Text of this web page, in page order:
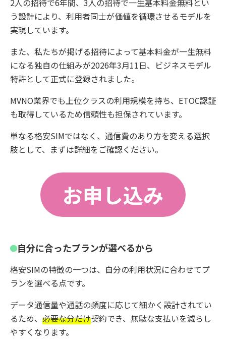
2人の招待で6年間、3人の招待で一生基本料金無料とい
う設計により、利用者同士が価値を循環させるモデルを
実現しています。
また、私たちが掲げる招待によって基本料金が一生無料
になる独自の仕組みが2026年3月11日、ビジネスモデル
特許として正式に登録されました。
MVNO業界でも上位クラスの利用規模を持ち、ETOC認証
も取得しているため信頼性も担保されています。
単なる格安SIMではなく、通信費のあり方を変える選択
肢として、まずは詳細をご確認ください。
お申し込み
自分に合ったプランが選べるから
格安SIMの特徴の一つは、自分の利用状況に合わせてプ
ランを選べる点です。
データ通信量や通話の頻度に応じて細かく設計されてい
るため、 必要な分だけ契約でき、無駄な支払いを減らし
やすくなります。